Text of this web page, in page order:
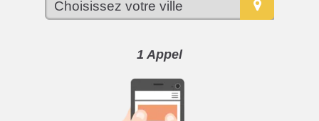
1 Appel